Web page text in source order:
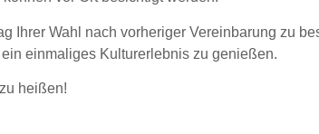
Ihrer Wahl nach vorheriger Vereinbarung zu
einmaliges Kulturerlebnis zu genießen.
heißen!